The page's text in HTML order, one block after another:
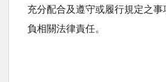
充分配合及遵守或履行規定之事
負相關法律責任。